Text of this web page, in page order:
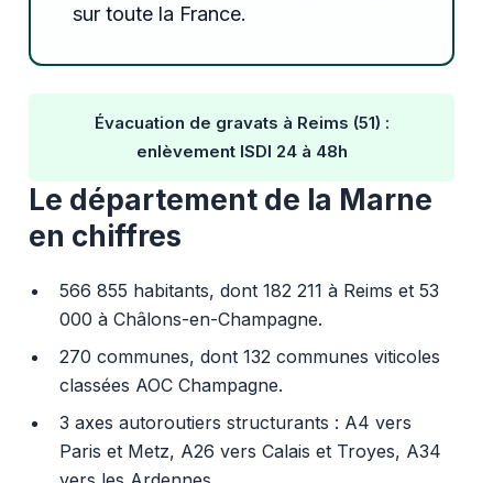
sur toute la France.
Évacuation de gravats à Reims (51) :
enlèvement ISDI 24 à 48h
Le département de la Marne
en chiffres
566 855 habitants, dont 182 211 à Reims et 53
000 à Châlons-en-Champagne.
270 communes, dont 132 communes viticoles
classées AOC Champagne.
3 axes autoroutiers structurants : A4 vers
Paris et Metz, A26 vers Calais et Troyes, A34